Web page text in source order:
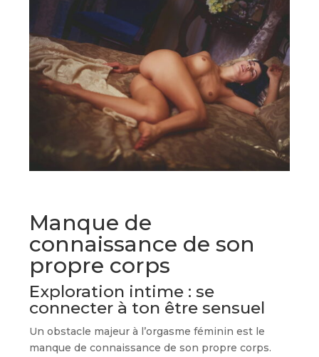
Manque de
connaissance de son
propre corps
Exploration intime : se
connecter à ton être sensuel
Un obstacle majeur à l’orgasme féminin est le
manque de connaissance de son propre corps.